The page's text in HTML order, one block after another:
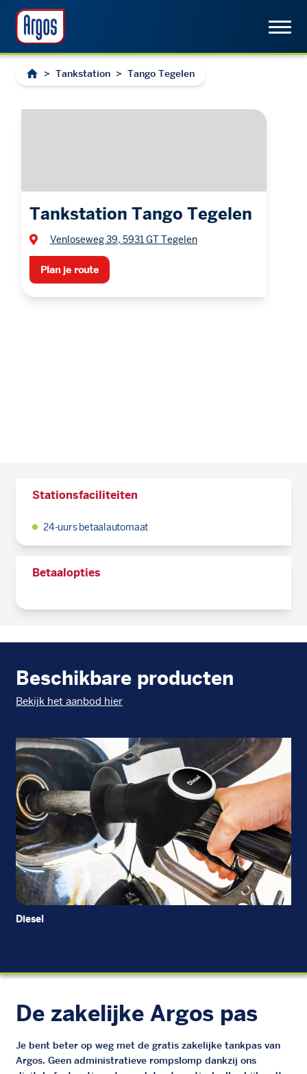
> Tankstation > Tango Tegelen
Tankstation Tango Tegelen
Venloseweg 39, 5931 GT Tegelen
Plan je route
Stationsfaciliteiten
24-uurs betaalautomaat
Betaalopties
Beschikbare producten
Bekijk het aanbod hier
Diesel
De zakelijke Argos pas
Je bent beter op weg met de gratis zakelijke tankpas van
Argos. Geen administratieve rompslomp dankzij ons